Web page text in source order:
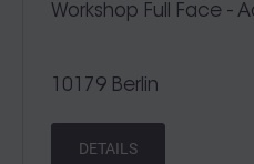
Workshop Full Face -
10179 Berlin
DETAILS